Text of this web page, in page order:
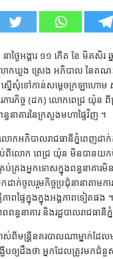
ថ្ងៃអង្គារ ១១ កើត ខែ មិគសិ
ោក​ឃួ​ង ស្រេង អភិបាល នៃ​គណ
នើ​សុំ​ទៅ​កាន់​សម្តេច​ក្រឡាហោម
ភារកិច្ច (​ដក​) លោក​ពេជ្រ យ៉ុ​ន ពី​
ន្ធនាគារ​នៃ​ក្រសួងមហាផ្ទៃ​វិញ ។
ក​អភិបាល​រាជធានី​ភ្នំពេញ​ដាក់​
ទាប់​ពី​លោក ពេជ្រ យ៉ុ​ន មិន​បាន​យ
គ្រង​អ្នកទោស​ក្នុង​ពន្ធនាគារ​មិ
ក់​ចូលរួម​កិច្ចប្រជុំ​នានា​តាម​កា
ាព​ផ្ទៃក្នុង​ក្នុង​អង្គភាពទៀតផ
ន្ធនាគារ និង​រដ្ឋបាល​រាជធានី​
ស់ពីមន្រី្តនគរបាលណាម្នាក់ដ
ឲ្យ​ដឹង​ថា អ្នក​ដែល​ត្រូវ​មក​ជំនួ